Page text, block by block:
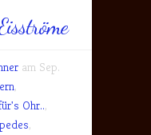
am Sep.
,
Ohr..,
,